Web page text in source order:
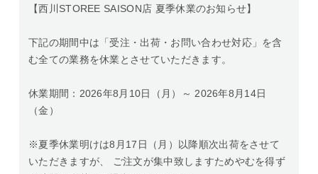
【西川STOREE SAISON店 夏季休業のお知らせ】
下記の期間中は「受注・出荷・お問い合わせ対応」を含
む全ての業務を休業とさせていただきます。
休業期間：2026年8月10日（月）～ 2026年8月14日
（金）
※夏季休業明けは8月17日（月）以降順次出荷をさせて
いただきますが、 ご注文が集中致しますためやむを得ず